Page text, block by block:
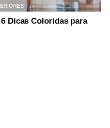
Dicas Coloridas para